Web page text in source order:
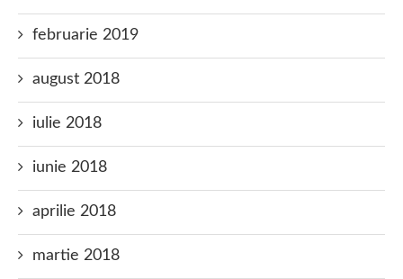
februarie 2019
august 2018
iulie 2018
iunie 2018
aprilie 2018
martie 2018